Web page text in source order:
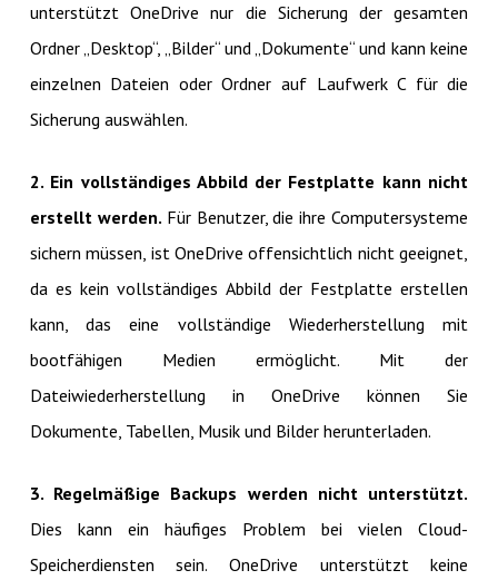
unterstützt OneDrive nur die Sicherung der gesamten
Ordner „Desktop“, „Bilder“ und „Dokumente“ und kann keine
einzelnen Dateien oder Ordner auf Laufwerk C für die
Sicherung auswählen.
2. Ein vollständiges Abbild der Festplatte kann nicht
erstellt werden. Für Benutzer, die ihre Computersysteme
sichern müssen, ist OneDrive offensichtlich nicht geeignet,
da es kein vollständiges Abbild der Festplatte erstellen
kann, das eine vollständige Wiederherstellung mit
bootfähigen Medien ermöglicht. Mit der
Dateiwiederherstellung in OneDrive können Sie
Dokumente, Tabellen, Musik und Bilder herunterladen.
3. Regelmäßige Backups werden nicht unterstützt.
Dies kann ein häufiges Problem bei vielen Cloud-
Speicherdiensten sein. OneDrive unterstützt keine